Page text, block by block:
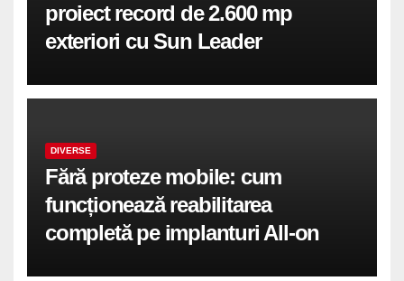
proiect record de 2.600 mp
exteriori cu Sun Leader
DIVERSE
Fără proteze mobile: cum
funcționează reabilitarea
completă pe implanturi All-on